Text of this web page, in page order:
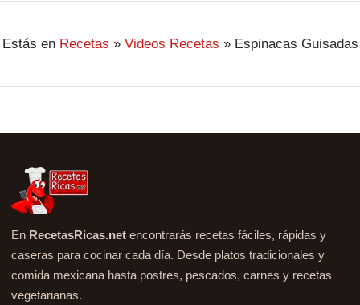
Estás en Recetas » Videos Recetas » Espinacas Guisadas
En RecetasRicas.net encontrarás recetas fáciles, rápidas y
caseras para cocinar cada día. Desde platos tradicionales y
comida mexicana hasta postres, pescados, carnes y recetas
vegetarianas.